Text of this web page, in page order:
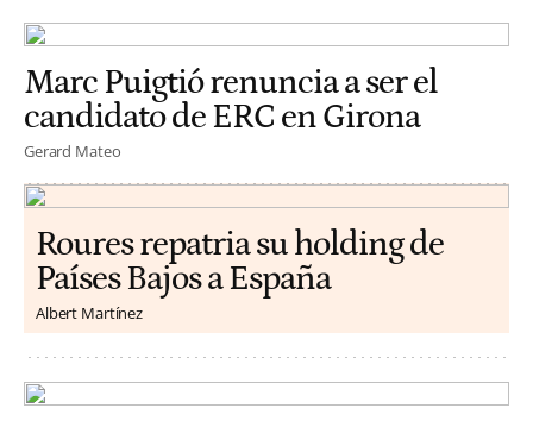
Marc Puigtió renuncia a ser el
candidato de ERC en Girona
Gerard Mateo
Roures repatria su holding de
Países Bajos a España
Albert Martínez